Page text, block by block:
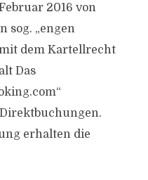
2016 von
sog. „engen
dem Kartellrecht
Das
erhalten die